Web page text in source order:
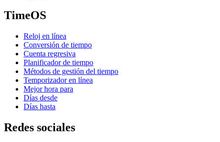
TimeOS
Reloj en línea
Conversión de tiempo
Cuenta regresiva
Planificador de tiempo
Métodos de gestión del tiempo
Temporizador en línea
Mejor hora para
Días desde
Días hasta
Redes sociales